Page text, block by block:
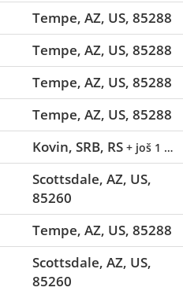
Tempe, AZ, US, 85288
Tempe, AZ, US, 85288
Tempe, AZ, US, 85288
Tempe, AZ, US, 85288
Kovin, SRB, RS + još 1 …
Scottsdale, AZ, US,
85260
Tempe, AZ, US, 85288
Scottsdale, AZ, US,
85260